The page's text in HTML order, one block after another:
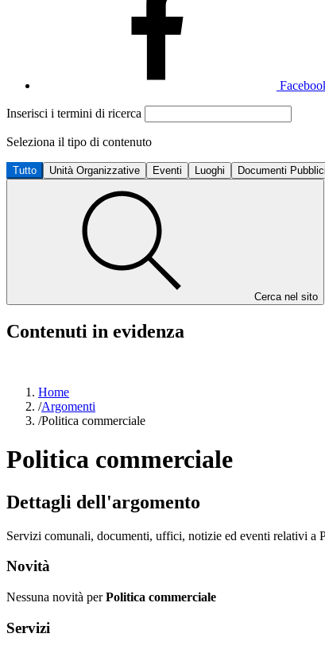
Inserisci i termini di ricerca
Seleziona il tipo di contenuto
Tutto Unità Organizzative Eventi Luoghi Documenti Pubblici
Cerca nel sito
Contenuti in evidenza
Home
/Argomenti
/Politica commerciale
Politica commerciale
Dettagli dell'argomento
Servizi comunali, documenti, uffici, notizie ed eventi relativi a
Novità
Nessuna novità perPolitica commerciale
Servizi